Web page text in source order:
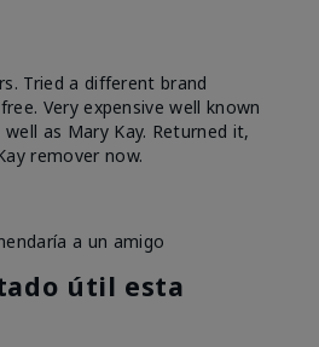
Tried a different brand
Very expensive well known
as Mary Kay. Returned it,
remover now.
a un amigo
útil esta